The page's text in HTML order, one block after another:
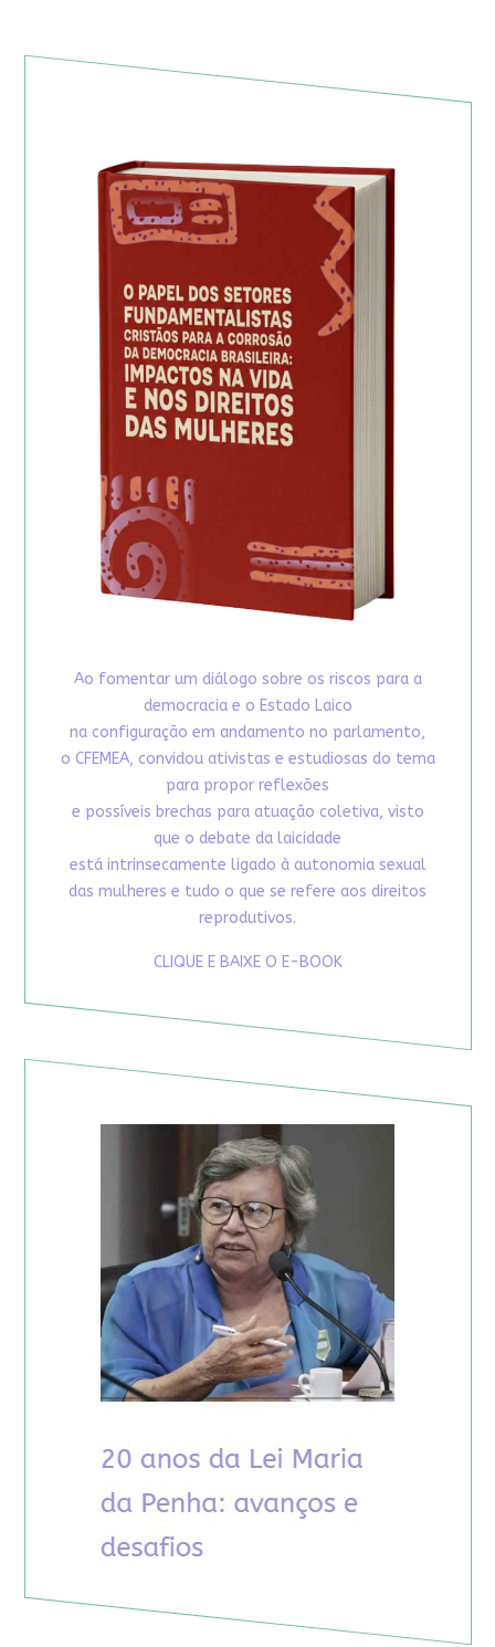
Ao fomentar um diálogo sobre os riscos para a
democracia e o Estado Laico
na configuração em andamento no parlamento,
o CFEMEA, convidou ativistas e estudiosas do tema
para propor reflexões
e possíveis brechas para atuação coletiva, visto
que o debate da laicidade
está intrinsecamente ligado à autonomia sexual
das mulheres e tudo o que se refere aos direitos
reprodutivos.
CLIQUE E BAIXE O E-BOOK